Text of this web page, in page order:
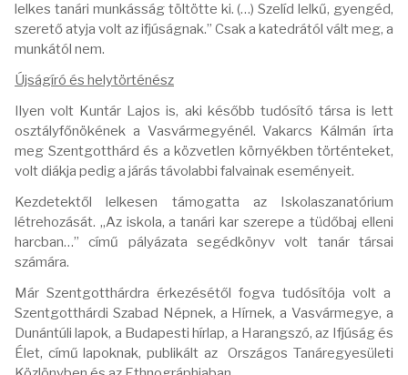
lelkes tanári munkásság töltötte ki. (…) Szelíd lelkű, gyengéd,
szerető atyja volt az ifjúságnak.” Csak a katedrától vált meg, a
munkától nem.
Újságíró és helytörténész
Ilyen volt Kuntár Lajos is, aki később tudósító társa is lett
osztályfőnökének a Vasvármegyénél. Vakarcs Kálmán írta
meg Szentgotthárd és a közvetlen környékben történteket,
volt diákja pedig a járás távolabbi falvainak eseményeit.
Kezdetektől lelkesen támogatta az Iskolaszanatórium
létrehozását. „Az iskola, a tanári kar szerepe a tüdőbaj elleni
harcban…” című pályázata segédkönyv volt tanár társai
számára.
Már Szentgotthárdra érkezésétől fogva tudósítója volt a
Szentgotthárdi Szabad Népnek, a Hírnek, a Vasvármegye, a
Dunántúli lapok, a Budapesti hírlap, a Harangszó, az Ifjúság és
Élet, című lapoknak, publikált az Országos Tanáregyesületi